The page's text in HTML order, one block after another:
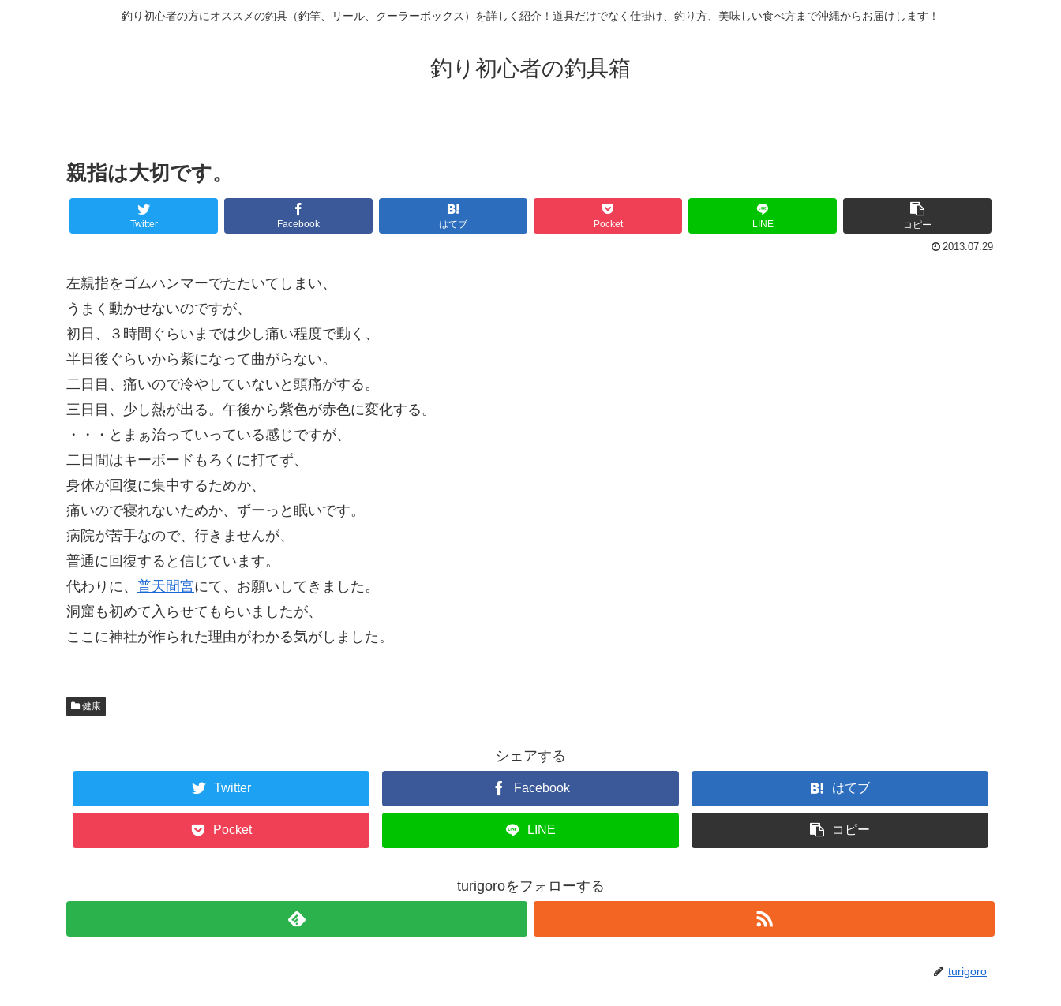
釣り初心者の方にオススメの釣具（釣竿、リール、クーラーボックス）を詳しく紹介！道具だけでなく仕掛け、釣り方、美味しい食べ方まで沖縄からお届けします！
釣り初心者の釣具箱
親指は大切です。
Twitter Facebook はてブ Pocket LINE
コピー
2013.07.29
左親指をゴムハンマーでたたいてしまい、
うまく動かせないのですが、
初日、３時間ぐらいまでは少し痛い程度で動く、
半日後ぐらいから紫になって曲がらない。
二日目、痛いので冷やしていないと頭痛がする。
三日目、少し熱が出る。午後から紫色が赤色に変化する。
・・・とまぁ治っていっている感じですが、
二日間はキーボードもろくに打てず、
身体が回復に集中するためか、
痛いので寝れないためか、ずーっと眠いです。
病院が苦手なので、行きませんが、
普通に回復すると信じています。
代わりに、 普天間宮にて、お願いしてきました。
洞窟も初めて入らせてもらいましたが、
ここに神社が作られた理由がわかる気がしました。
健康
シェアする
Twitter Facebook はてブ
Pocket LINE コピー
turigoroをフォローする
turigoro